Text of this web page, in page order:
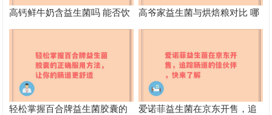
高钙鲜牛奶含益生菌吗 能否饮
用
高爷家益生菌与烘焙粮对比 哪
个更适合宠物
轻松掌握百合牌益生菌胶囊的
爱诺菲益生菌在京东开售，追